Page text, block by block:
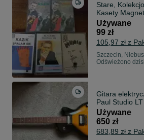
Stare,
Kasety
SPALAM SIĘ
SIĘ!, Zestaw 5
WYPRZEDAŻ,
Używane
99 zł
105,97 zł z
Szczecin,
Odświeżono
Gitara
Paul Studio LT
Używane
650 zł
683,89 zł z